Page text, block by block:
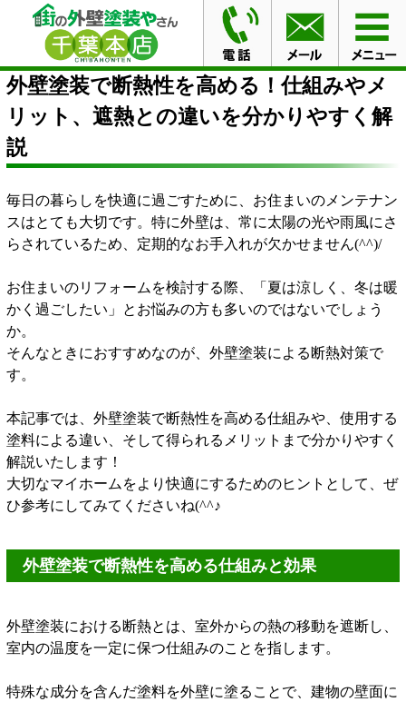
HOME ブログ
外壁塗装で断熱性を高める！仕組みやメ
リット、遮熱との違いを分かりやすく解説
外壁塗装で断熱性を高める！仕組みやメ
リット、遮熱との違いを分かりやすく解
説
毎日の暮らしを快適に過ごすために、お住まいのメンテナン
スはとても大切です。特に外壁は、常に太陽の光や雨風にさ
らされているため、定期的なお手入れが欠かせません(^^)/
お住まいのリフォームを検討する際、「夏は涼しく、冬は暖
かく過ごしたい」とお悩みの方も多いのではないでしょう
か。
そんなときにおすすめなのが、外壁塗装による断熱対策で
す。
本記事では、外壁塗装で断熱性を高める仕組みや、使用する
塗料による違い、そして得られるメリットまで分かりやすく
解説いたします！
大切なマイホームをより快適にするためのヒントとして、ぜ
ひ参考にしてみてくださいね(^^♪
外壁塗装で断熱性を高める仕組みと効果
外壁塗装における断熱とは、室外からの熱の移動を遮断し、
室内の温度を一定に保つ仕組みのことを指します。
特殊な成分を含んだ塗料を外壁に塗ることで、建物の壁面に